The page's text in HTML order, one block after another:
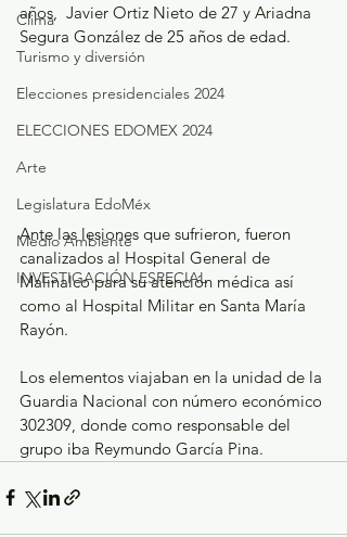
Clima
Turismo y diversión
Elecciones presidenciales 2024
ELECCIONES EDOMEX 2024
Arte
Legislatura EdoMéx
Medio Ambiente
INVESTIGACIÓN ESPECIAL
años,  Javier Ortiz Nieto de 27 y Ariadna
Segura González de 25 años de edad.
Ante las lesiones que sufrieron, fueron
canalizados al Hospital General de
Malinalco para su atención médica así
como al Hospital Militar en Santa María
Rayón.
Los elementos viajaban en la unidad de la
Guardia Nacional con número económico
302309, donde como responsable del
grupo iba Reymundo García Pina.